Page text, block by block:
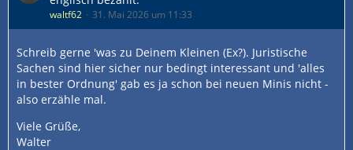
waltf62 31. Mai 2026 um 11:33
Schreib gerne 'was zu Deinem Kleinen (Ex?). Juristische
Sachen sind hier sicher nur bedingt interessant und 'alles
in bester Ordnung' gab es ja schon bei neuen Minis nicht -
also erzähle mal.
Viele Grüße,
Walter